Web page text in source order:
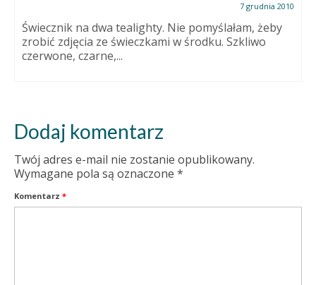
7 grudnia 2010
Świecznik na dwa tealighty. Nie pomyślałam, żeby
zrobić zdjęcia ze świeczkami w środku. Szkliwo
czerwone, czarne,...
Dodaj komentarz
Twój adres e-mail nie zostanie opublikowany.
Wymagane pola są oznaczone *
Komentarz *